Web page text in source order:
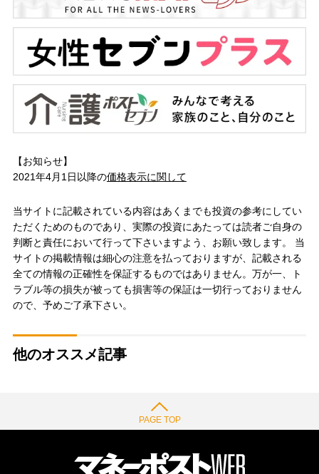
【お知らせ】
2021年4月1日以降の価格表示に関して
当サイトに記載されている内容はあくまでも投資の参考にしてい
ただくためのものであり、実際の投資にあたっては読者ご自身の
判断と責任において行って下さいますよう、お願い致します。 当
サイトの掲載情報は細心の注意を払っておりますが、記載される
全ての情報の正確性を保証するものではありません。万が一、ト
ラブル等の損失が被っても損害等の保証は一切行っておりません
ので、予めご了承下さい。
他のオススメ記事
PAGE TOP